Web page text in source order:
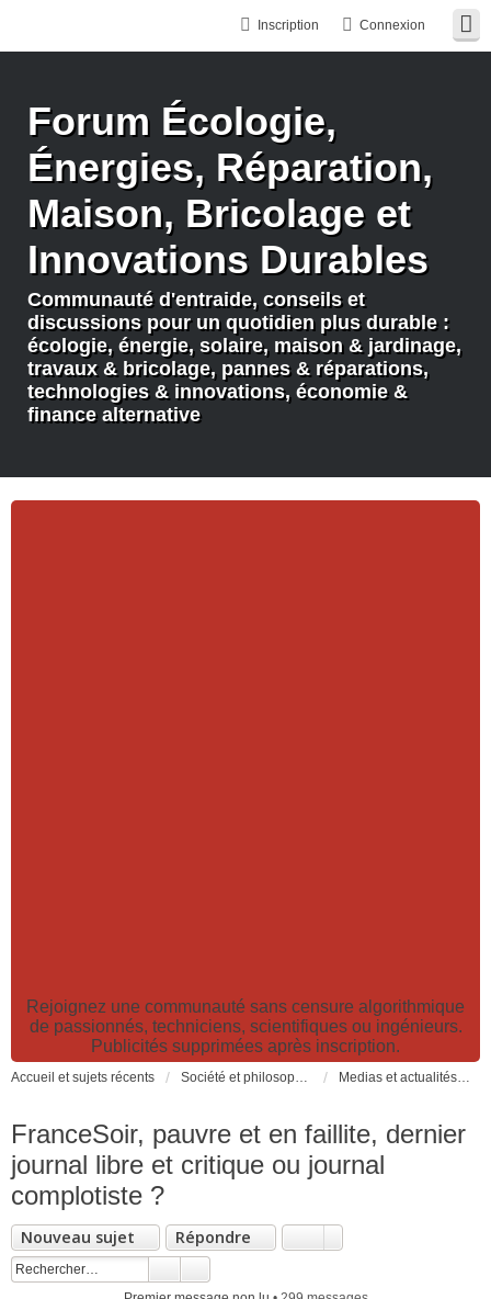
Connexion
Inscription
Forum Écologie,
Énergies, Réparation,
Maison, Bricolage et
Innovations Durables
Communauté d'entraide, conseils et
discussions pour un quotidien plus durable :
écologie, énergie, solaire, maison & jardinage,
travaux & bricolage, pannes & réparations,
technologies & innovations, économie &
finance alternative
Rejoignez une communauté sans censure algorithmique
de passionnés, techniciens, scientifiques ou ingénieurs.
Publicités supprimées après inscription.
Accueil et sujets récents Société et philosophie. Sciences et technologies. Santé et prévention. Medias et actualités: émissions TV, reportages, livres, actualités...
FranceSoir, pauvre et en faillite, dernier
journal libre et critique ou journal
complotiste ?
Nouveau sujet Répondre